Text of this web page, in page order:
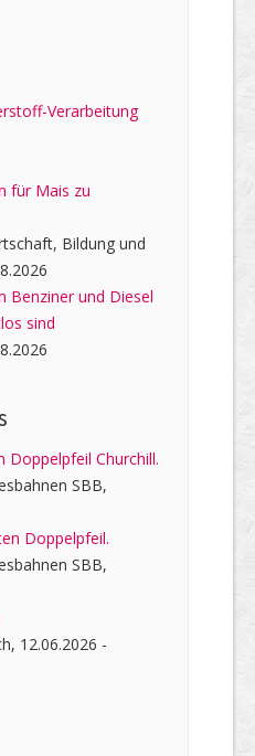
Verarbeitung
für Mais zu
Bildung und
Benziner und Diesel
sind
Doppelpfeil Churchill.
SBB,
Doppelpfeil.
SBB,
12.06.2026 -